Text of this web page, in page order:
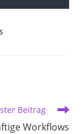
Beitrag
Workflows